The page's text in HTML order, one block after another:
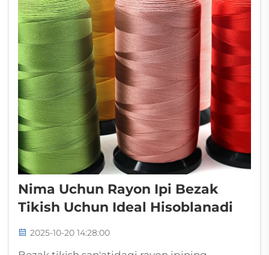
Nima Uchun Rayon Ipi Bezak
Tikish Uchun Ideal Hisoblanadi
2025-10-20 14:28:00